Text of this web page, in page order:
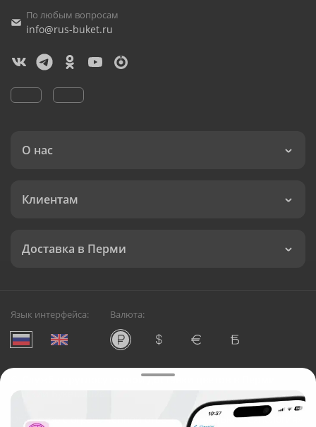
По любым вопросам
info@rus-buket.ru
О нас
Клиентам
Доставка в Перми
Язык интерфейса: Валюта:
Служба круглосуточной доставки цветов в Перми
Русский Букет, 2026
Общество с ограниченной ответственностью «Технология»